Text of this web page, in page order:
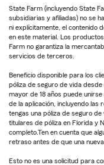
State Farm (incluyendo State
subsidiarias y afiliadas) no se
ni explícitamente, el contenido
en este material. Los
Farm no garantiza la
servicios de terceros.
Beneficio disponible para los
póliza de seguro de vida desde
mayor de 18 años puede
de la aplicación, incluyendo las
tengas una póliza de seguro
titulares de póliza en Florida y
completo.Ten en cuenta que
retraso antes de que una
Esto no es una solicitud para